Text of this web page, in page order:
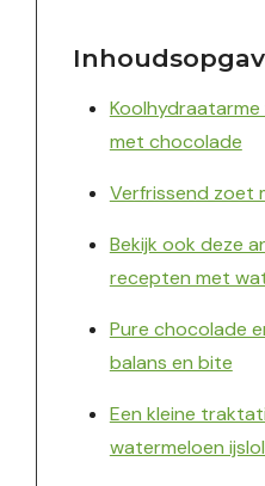
met chocolade
Verfrissend zoet
Bekijk ook deze
recepten met
Pure chocolade
balans en bite
Een kleine
watermeloen